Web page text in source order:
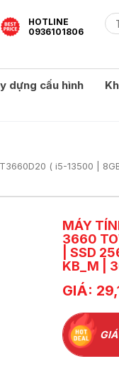
HOTLINE
0936101806
dựng cấu hình
( i5-13500 | 8GB
MÁY
3660
| SSD
KB_M |
GIÁ: